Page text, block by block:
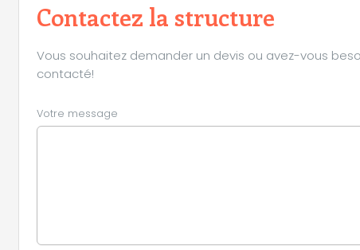
Contactez la structure
Vous souhaitez demander un devis ou avez-vous
contacté!
Votre message